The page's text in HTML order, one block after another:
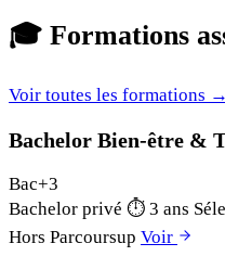
🎓 Formations
Voir toutes les formations →
Bachelor Bien-être &
Bac+3
Bachelor privé ⏱ 3 ans
Hors Parcoursup Voir